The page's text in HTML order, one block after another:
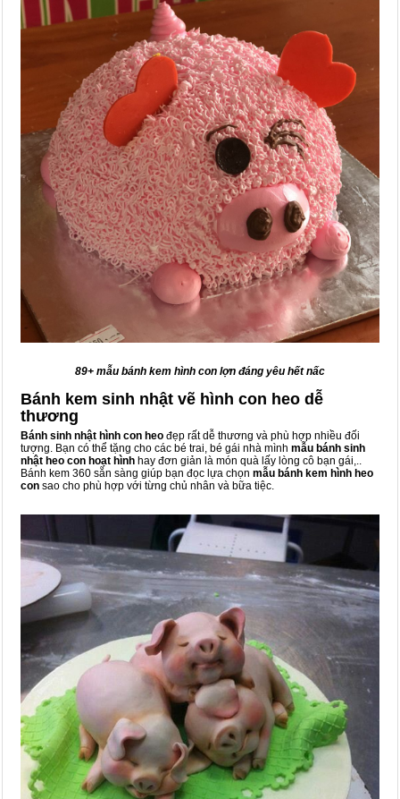
89+ mẫu bánh kem hình con lợn đáng yêu hết nấc
Bánh kem sinh nhật vẽ hình con heo dễ
thương
Bánh sinh nhật hình con heo đẹp rất dễ thương và phù hợp nhiều đối
tượng. Bạn có thể tặng cho các bé trai, bé gái nhà mình mẫu bánh sinh
nhật heo con hoạt hình hay đơn giản là món quà lấy lòng cô bạn gái,..
Bánh kem 360 sẵn sàng giúp bạn đọc lựa chọn mẫu bánh kem hình heo
con sao cho phù hợp với từng chủ nhân và bữa tiệc.